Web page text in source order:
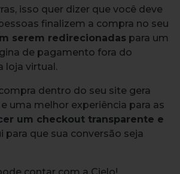
isso quer dizer que você deve
finalizem a compra no seu
serem redirecionadas para um
de pagamento fora do
loja virtual.
dentro do seu site gera
uma melhor experiência para as
um checkout transparente e
para que sua conversão seja
contar com a Cielo!